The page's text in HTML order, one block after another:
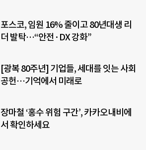
포스코, 임원 16% 줄이고 80년대생 리
더 발탁…“안전·DX 강화”
[광복 80주년] 기업들, 세대를 잇는 사회
공헌…기억에서 미래로
장마철 ‘홍수 위험 구간’, 카카오내비에
서 확인하세요